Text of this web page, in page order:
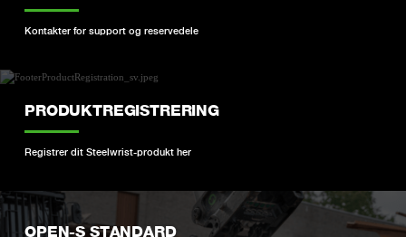
Kontakter for support og reservedele
PRODUKTREGISTRERING
Registrer dit Steelwrist-produkt her
OPEN-S STANDARD